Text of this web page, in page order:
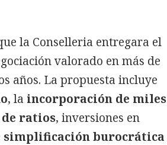
la Conselleria entregara el
valorado en más de
años. La propuesta incluye
, la incorporación de miles
ratios, inversiones en
simplificación burocrática